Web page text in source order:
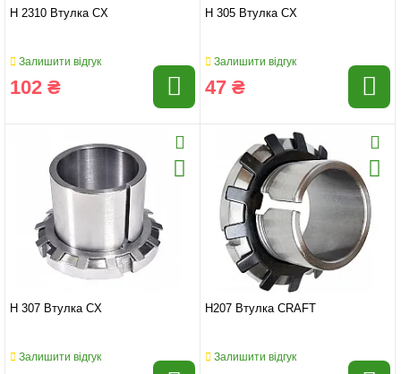
H 2310 Втулка CX
Залишити відгук
102 ₴
H 305 Втулка CX
Залишити відгук
47 ₴
H 307 Втулка CX
Залишити відгук
H207 Втулка CRAFT
Залишити відгук